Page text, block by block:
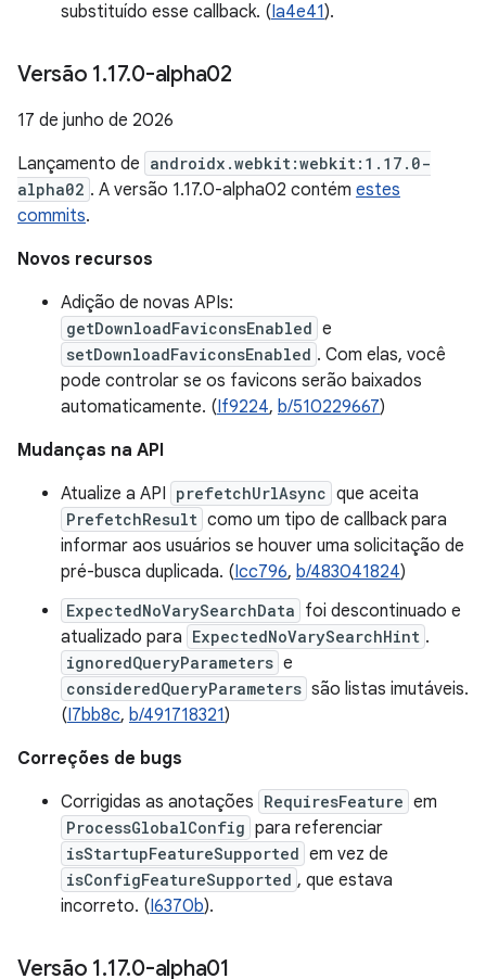
substituído esse callback. (Ia4e41).
Versão 1.17.0-alpha02
17 de junho de 2026
Lançamento de androidx.webkit:webkit:1.17.0-
alpha02 . A versão 1.17.0-alpha02 contém estes
commits.
Novos recursos
Adição de novas APIs:
getDownloadFaviconsEnabled e
setDownloadFaviconsEnabled . Com elas, você
pode controlar se os favicons serão baixados
automaticamente. (If9224, b/510229667)
Mudanças na API
Atualize a API prefetchUrlAsync que aceita
PrefetchResult como um tipo de callback para
informar aos usuários se houver uma solicitação de
pré-busca duplicada. (Icc796, b/483041824)
ExpectedNoVarySearchData foi descontinuado e
atualizado para ExpectedNoVarySearchHint .
ignoredQueryParameters e
consideredQueryParameters são listas imutáveis.
(I7bb8c, b/491718321)
Correções de bugs
Corrigidas as anotações RequiresFeature em
ProcessGlobalConfig para referenciar
isStartupFeatureSupported em vez de
isConfigFeatureSupported , que estava
incorreto. (I6370b).
Versão 1.17.0-alpha01